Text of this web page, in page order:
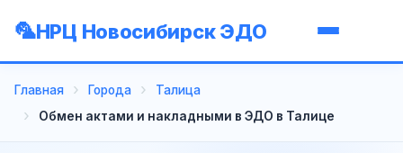
НРЦ Новосибирск ЭДО
Главная Города
Талица
Обмен актами и накладными в ЭДО в Талице